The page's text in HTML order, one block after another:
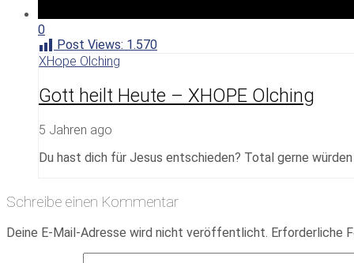
0
Post Views: 1.570
XHope Olching
Gott heilt Heute – XHOPE Olching
5 Jahren ago
Du hast dich für Jesus entschieden? Total gerne
Schreibe einen Kommentar
Deine E-Mail-Adresse wird nicht veröffentlicht. Erforderliche